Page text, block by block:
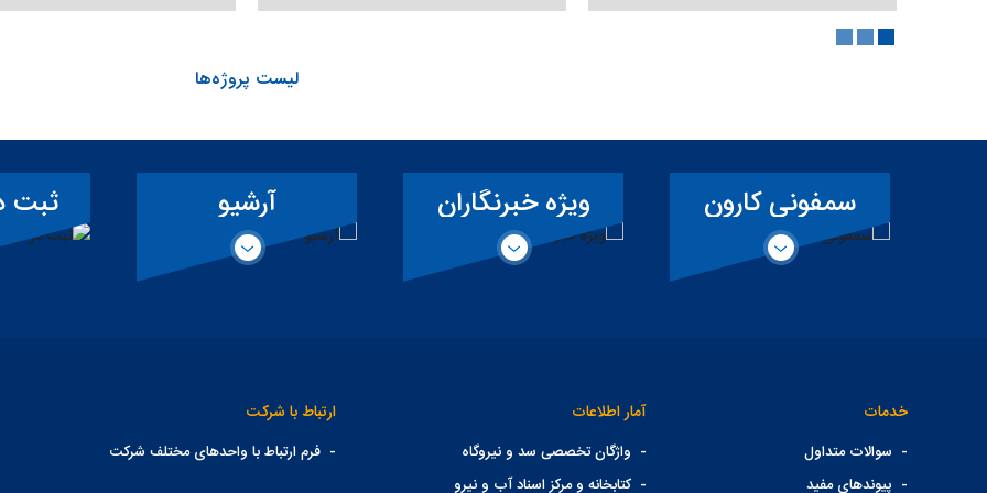
لیست پروژه‌ها
سمفونی کارون ویژه خبرنگاران آرشیو ثبت
خدمات
- سوالات متداول
- پیوندهای مفید
آمار اطلاعات
- واژگان تخصصی سد و نیروگاه
- کتابخانه و مرکز اسناد آب و نیرو
ارتباط با شرکت
- فرم ارتباط با واحدهای مختلف شرکت